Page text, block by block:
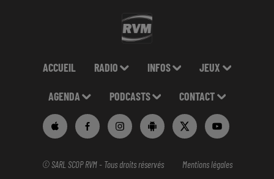
ACCUEIL RADIO INFOS JEUX
AGENDA PODCASTS CONTACT
© SARL SCOP RVM - Tous droits réservés Mentions légales